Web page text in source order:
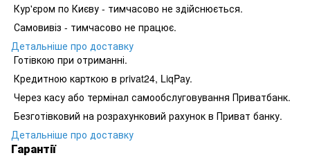
Кур'єром по Києву - тимчасово не здійснюється.
Самовивіз - тимчасово не працює.
Детальніше про доставку
Готівкою при отриманні.
Кредитною карткою в privat24, LiqPay.
Через касу або термінал самообслуговування Приватбанк.
Безготівковий на розрахунковий рахунок в Приват банку.
Детальніше про доставку
Гарантії